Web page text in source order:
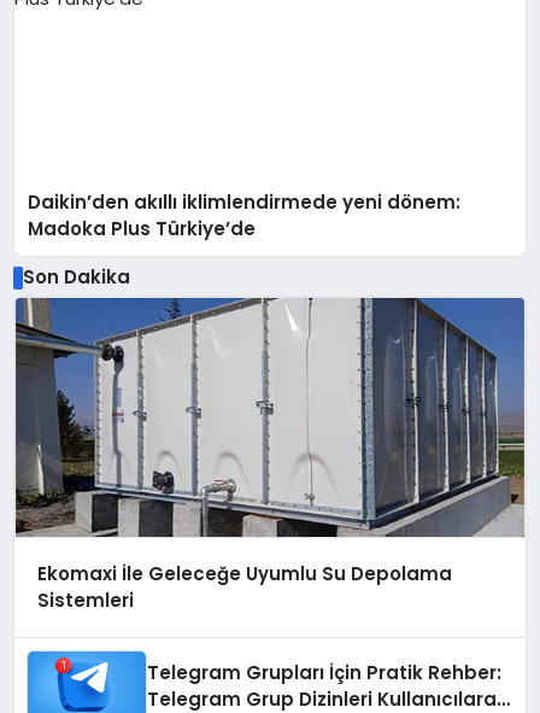
Daikin’den akıllı iklimlendirmede yeni dönem:
Madoka Plus Türkiye’de
Son Dakika
Ekomaxi İle Geleceğe Uyumlu Su Depolama
Sistemleri
Telegram Grupları İçin Pratik Rehber:
Telegram Grup Dizinleri Kullanıcılara